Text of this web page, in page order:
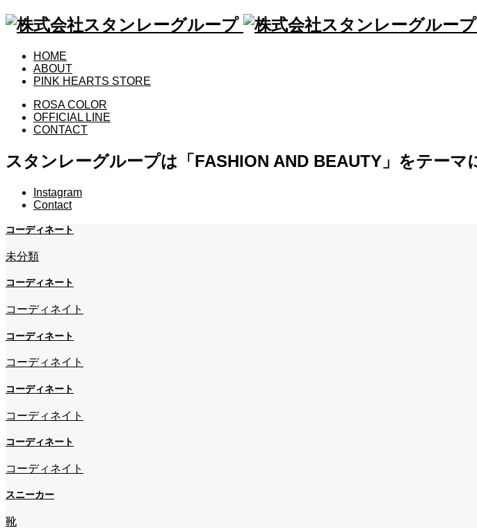
HOME
ABOUT
PINK HEARTS STORE
ROSA COLOR
OFFICIAL LINE
CONTACT
スタンレーグループは「FASHION AND BEAUTY」をテー
Instagram
Contact
コーディネート
未分類
コーディネート
コーディネイト
コーディネート
コーディネイト
コーディネート
コーディネイト
コーディネート
コーディネイト
スニーカー
靴